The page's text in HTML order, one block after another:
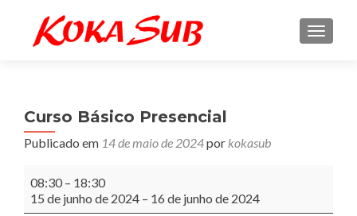
Curso Básico Presencial
Publicado em 14 de maio de 2024por kokasub
Básico
Presencial
08:30 – 18:30
15 de junho de 2024 – 16 de junho de 2024